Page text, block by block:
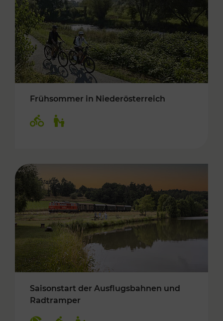
Frühsommer in Niederösterreich
Saisonstart der Ausflugsbahnen und
Radtramper